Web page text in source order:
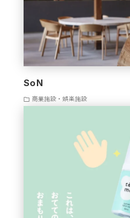
SoN
商業施設・娯楽施設